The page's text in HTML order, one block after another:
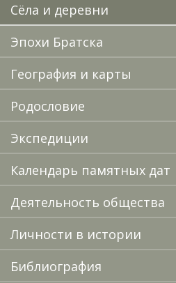
Сёла и деревни
Эпохи Братска
География и карты
Родословие
Экспедиции
Календарь памятных дат
Деятельность общества
Личности в истории
Библиография